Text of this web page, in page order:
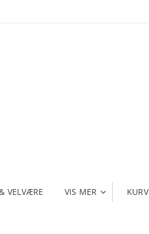
VELVÆRE VIS MER KURV